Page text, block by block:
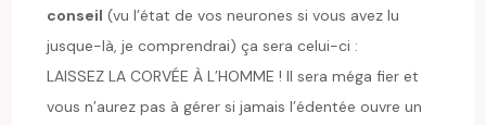
conseil (vu l’état de vos neurones si vous avez lu
jusque-là, je comprendrai) ça sera celui-ci :
LAISSEZ LA CORVÉE À L’HOMME ! Il sera méga fier et
vous n’aurez pas à gérer si jamais l’édentée ouvre un